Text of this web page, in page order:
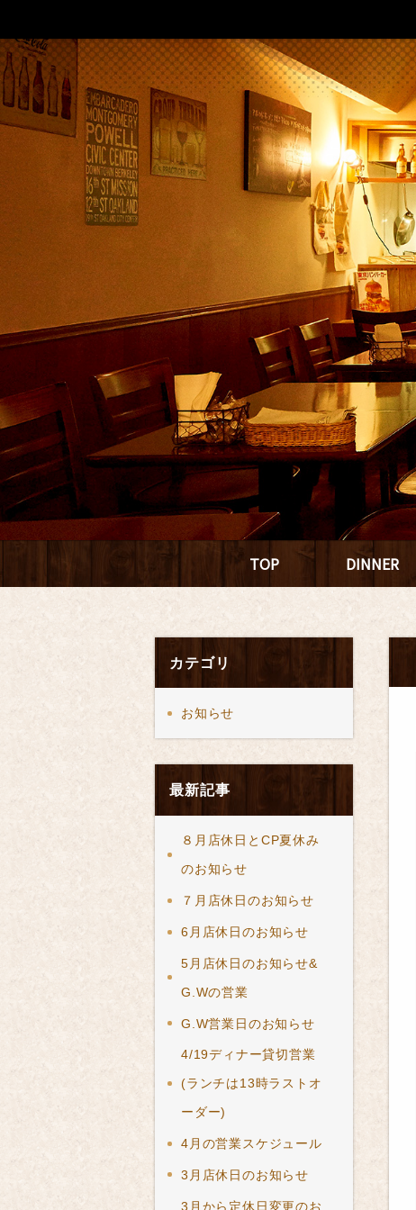
TOP DINNER
カテゴリ
お知らせ
最新記事
８月店休日とCP夏休み
のお知らせ
７月店休日のお知らせ
6月店休日のお知らせ
5月店休日のお知らせ&
G.Wの営業
G.W営業日のお知らせ
4/19ディナー貸切営業
(ランチは13時ラストオ
ーダー)
4月の営業スケジュール
3月店休日のお知らせ
3月から定休日変更のお